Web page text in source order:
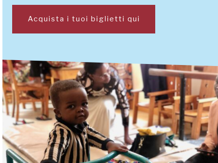
Acquista i tuoi biglietti qui